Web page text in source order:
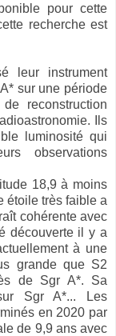
pour cette
recherche est
leur instrument
sur une période
reconstruction
Ils
luminosité qui
observations
18,9 à moins
étoile très faible a
cohérente avec
découverte il y a
à une
grande que S2
de Sgr A*. Sa
Sgr A*... Les
en 2020 par
de 9,9 ans avec